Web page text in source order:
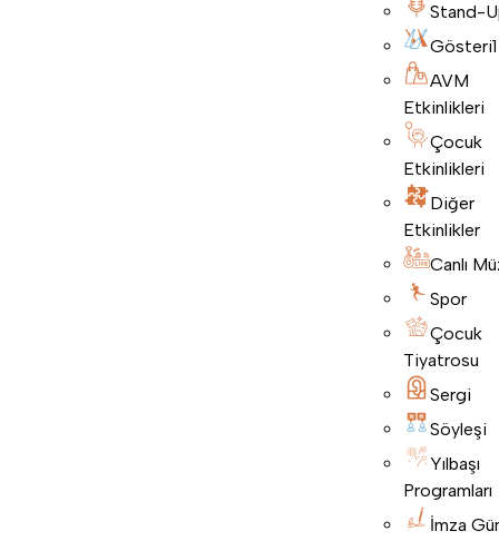
Stand-
Gösteri1
AVM
Etkinlikleri
Çocuk
Etkinlikleri
Diğer
Etkinlikler
Canlı
Spor
Çocuk
Tiyatrosu
Sergi
Söyleşi
Yılbaşı
Programları
İmza